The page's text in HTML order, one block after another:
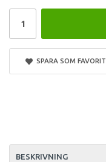
SPARA SOM FAVORIT
BESKRIVNING